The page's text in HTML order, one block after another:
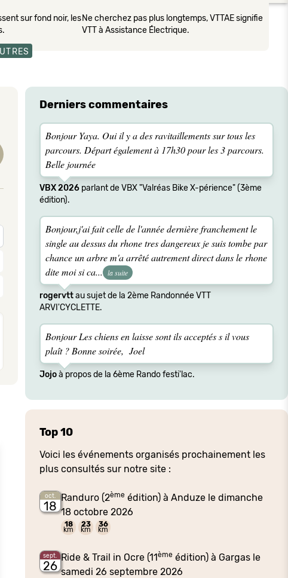
sur fond noir, lesNe cherchez pas plus longtemps, VTTAE signifie
VTT à Assistance Électrique.
Derniers commentaires
Bonjour Yaya. Oui il y a des ravitaillements sur tous les
parcours. Départ également à 17h30 pour les 3 parcours.
Belle journée
VBX 2026 parlant de VBX "Valréas Bike X-périence" (3ème
édition).
Bonjour,j'ai fait celle de l'année dernière franchement le
single au dessus du rhone tres dangereux je suis tombe par
chance un arbre m'a arrêté autrement direct dans le rhone
dite moi si ca...
la suite
rogervttau sujet de la 2ème Randonnée VTT
ARVI'CYCLETTE.
Bonjour Les chiens en laisse sont ils acceptés s il vous
plaît ? Bonne soirée, Joel
Jojoà propos de la 6ème Rando festi'lac.
Top 10
Voici les événements organisés prochainement les
plus consultés sur notre site :
oct.
18
Randuro (2ème édition) à Anduze le dimanche
18 octobre 2026
18
km
23
km
36
km
sept.
26
Ride & Trail in Ocre (11ème édition) à Gargas le
samedi 26 septembre 2026